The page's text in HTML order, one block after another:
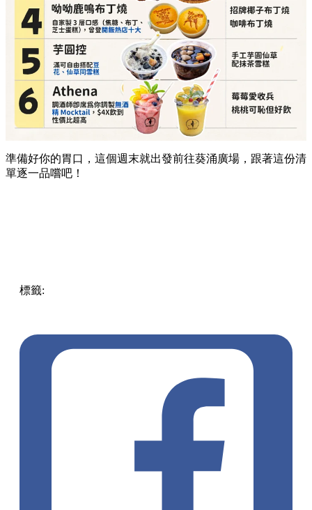
準備好你的胃口，這個週末就出發前往葵涌廣場，跟著這份清
單逐一品嚐吧！
標籤: